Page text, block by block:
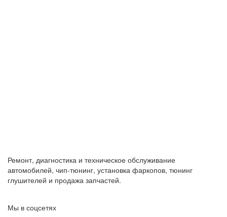
Ремонт, диагностика и техническое обслуживание
автомобилей, чип-тюнинг, установка фаркопов, тюнинг
глушителей и продажа запчастей.
Мы в соцсетях